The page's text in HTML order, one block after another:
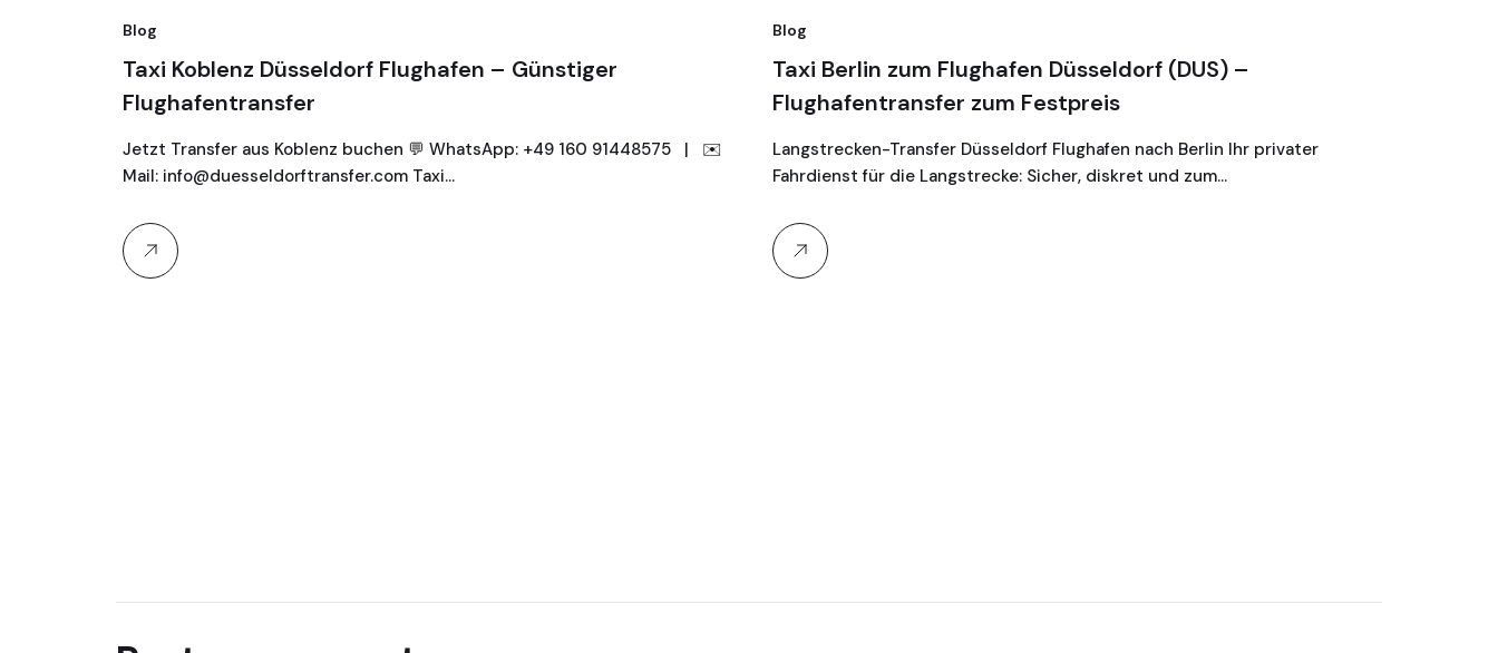
Blog
Taxi Koblenz Düsseldorf Flughafen – Günstiger
Flughafentransfer
Jetzt Transfer aus Koblenz buchen 💬 WhatsApp: +49 160 91448575 | ✉️
Mail: info@duesseldorftransfer.com Taxi…
Blog
Taxi Berlin zum Flughafen Düsseldorf (DUS) –
Flughafentransfer zum Festpreis
Langstrecken-Transfer Düsseldorf Flughafen nach Berlin Ihr privater
Fahrdienst für die Langstrecke: Sicher, diskret und zum…